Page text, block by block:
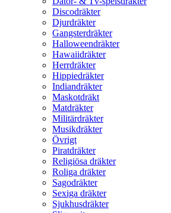
Discodräkter
Djurdräkter
Gangsterdräkter
Halloweendräkter
Hawaiidräkter
Herrdräkter
Hippiedräkter
Indiandräkter
Maskotdräkt
Matdräkter
Militärdräkter
Musikdräkter
Övrigt
Piratdräkter
Religiösa dräkter
Roliga dräkter
Sagodräkter
Sexiga dräkter
Sjukhusdräkter